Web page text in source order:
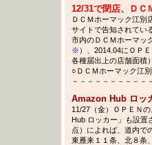
12/31で閉店、ＤＣ
ＤＣＭホーマック江別
サイトで告知されてい
市内のＤＣＭホーマッ
※）、2014.04にＯＰ
各種届出上の店舗面積）
○ＤＣＭホーマック江別
－－－－－－－－－－
Amazon Hub ロッ
11/27（金）ＯＰＥＮ
Hub ロッカー」も設置
点）によれば、道内で
東雁来１１条、北８条